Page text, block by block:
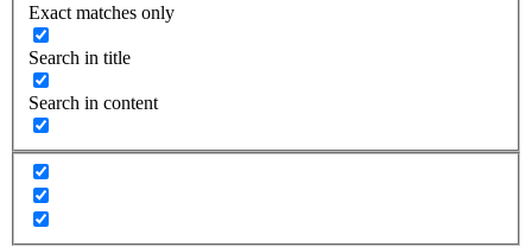
Exact matches only
Search in title
Search in content